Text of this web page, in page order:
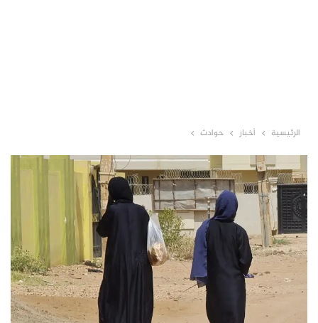
الرئيسية أخبار حوادث